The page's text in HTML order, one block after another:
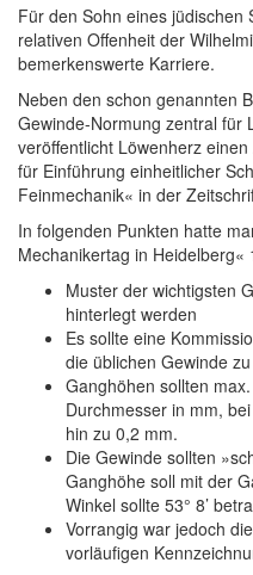
Für den Sohn eines
relativen Offenheit der
bemerkenswerte Karriere.
Neben den schon genannten
Gewinde-Normung zentral für
veröffentlicht Löwenherz
für Einführung einheitlicher
Feinmechanik« in der
In folgenden Punkten hatte
Mechanikertag in Heidelberg«
Muster der wichtigsten
hinterlegt werden
Es sollte eine
die üblichen Gewinde
Ganghöhen sollten
Durchmesser in mm,
hin zu 0,2 mm.
Die Gewinde sollten
Ganghöhe soll mit der
Winkel sollte 53° 8’
Vorrangig war jedoch
vorläufigen